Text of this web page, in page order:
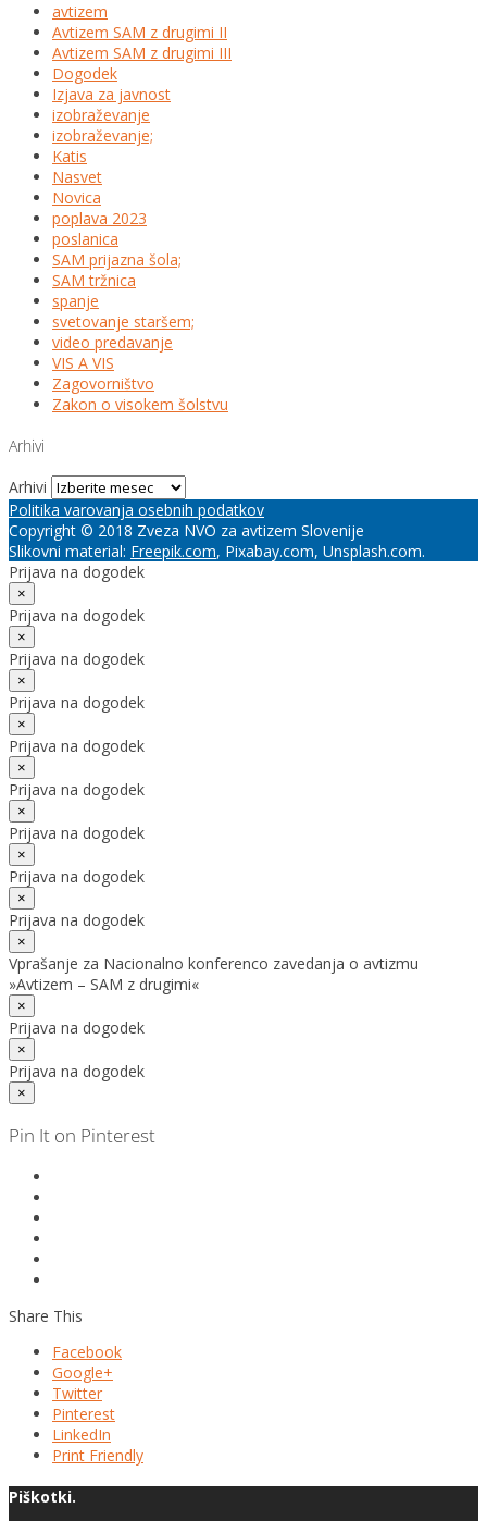
avtizem
Avtizem SAM z drugimi II
Avtizem SAM z drugimi III
Dogodek
Izjava za javnost
izobraževanje
izobraževanje;
Katis
Nasvet
Novica
poplava 2023
poslanica
SAM prijazna šola;
SAM tržnica
spanje
svetovanje staršem;
video predavanje
VIS A VIS
Zagovorništvo
Zakon o visokem šolstvu
Arhivi
Arhivi
Politika varovanja osebnih podatkov
Copyright © 2018 Zveza NVO za avtizem Slovenije
Slikovni material: Freepik.com, Pixabay.com, Unsplash.com.
Prijava na dogodek
×
Prijava na dogodek
×
Prijava na dogodek
×
Prijava na dogodek
×
Prijava na dogodek
×
Prijava na dogodek
×
Prijava na dogodek
×
Prijava na dogodek
×
Prijava na dogodek
×
Vprašanje za Nacionalno konferenco zavedanja o avtizmu
»Avtizem – SAM z drugimi«
×
Prijava na dogodek
×
Prijava na dogodek
×
Pin It on Pinterest
Share This
Facebook
Google+
Twitter
Pinterest
LinkedIn
Print Friendly
Piškotki.